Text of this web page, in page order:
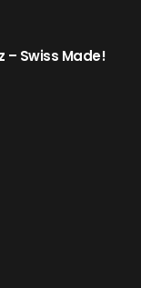
– Swiss Made!